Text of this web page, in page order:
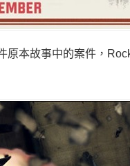
本故事中的案件，